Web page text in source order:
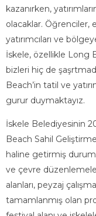
kazanırken,
olacaklar. Öğrenciler,
yatırımcıları ve
İskele, özellikle Long
bizleri hiç de
Beach’in tatil ve
gurur duymaktayız.
İskele Belediyesinin
Beach Sahil
haline getirmiş
ve çevre
alanları, peyzaj
tamamlanmış olan